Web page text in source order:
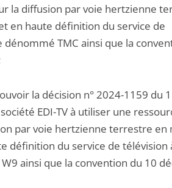
la diffusion par voie hertzienne
en haute définition du service de
TMC ainsi que la
la décision n° 2024-1159 du
EDI-TV à utiliser une
par voie hertzienne terrestre en
définition du service de télévision
ainsi que la convention du 10